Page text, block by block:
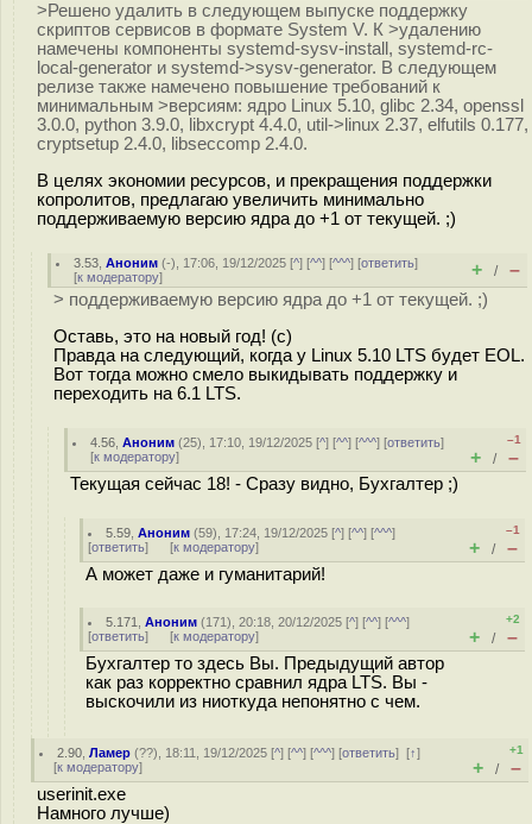
>Решено удалить в следующем выпуске поддержку
скриптов сервисов в формате System V. К >удалению
намечены компоненты systemd-sysv-install, systemd-rc-
local-generator и systemd->sysv-generator. В следующем
релизе также намечено повышение требований к
минимальным >версиям: ядро Linux 5.10, glibc 2.34, openssl
3.0.0, python 3.9.0, libxcrypt 4.4.0, util->linux 2.37, elfutils 0.177,
cryptsetup 2.4.0, libseccomp 2.4.0.
В целях экономии ресурсов, и прекращения поддержки
копролитов, предлагаю увеличить минимально
поддерживаемую версию ядра до +1 от текущей. ;)
3.53 ,Аноним (-), 17:06, 19/12/2025 [^] [^^] [^^^] [ответить]
[к модератору] + / –
> поддерживаемую версию ядра до +1 от текущей. ;)
Оставь, это на новый год! (с)
Правда на следующий, когда у Linux 5.10 LTS будет EOL.
Вот тогда можно смело выкидывать поддержку и
переходить на 6.1 LTS.
4.56 ,Аноним (25), 17:10, 19/12/2025 [^] [^^] [^^^] [ответить]
[к модератору]
–1
+ / –
Текущая сейчас 18! - Сразу видно, Бухгалтер ;)
5.59 ,Аноним (59), 17:24, 19/12/2025 [^] [^^] [^^^]
[ответить] [к модератору]
–1
+ / –
А может даже и гуманитарий!
5.171 ,Аноним (171), 20:18, 20/12/2025 [^] [^^] [^^^]
[ответить] [к модератору]
+2
+ / –
Бухгалтер то здесь Вы. Предыдущий автор
как раз корректно сравнил ядра LTS. Вы -
выскочили из ниоткуда непонятно с чем.
2.90 ,Ламер (??), 18:11, 19/12/2025 [^] [^^] [^^^] [ответить][↑]
[к модератору]
+1
+ / –
userinit.exe
Намного лучше)